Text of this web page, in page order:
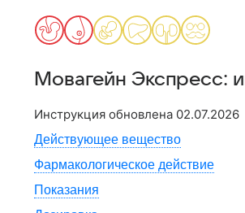
Мовагейн Экспресс:
Инструкция обновлена 02.07.2026
Действующее вещество
Фармакологическое действие
Показания